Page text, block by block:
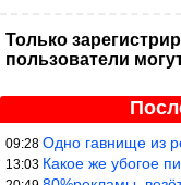
Только
пользователи
09:28 Одно гавнище из
13:03 Какое же убогое